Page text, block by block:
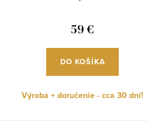
59 €
DO KOŠÍKA
Výroba + doručenie - cca 30 dní!